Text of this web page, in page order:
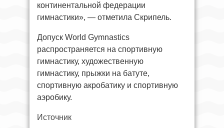
континентальной федерации
гимнастики», — отметила Скрипель.
Допуск World Gymnastics
распространяется на спортивную
гимнастику, художественную
гимнастику, прыжки на батуте,
спортивную акробатику и спортивную
аэробику.
Источник